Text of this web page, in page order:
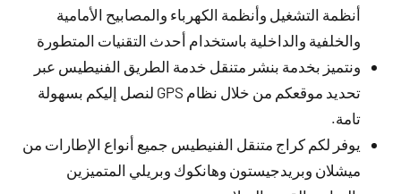
أنظمة التشغيل وأنظمة الكهرباء والمصابيح الأمامية
والخلفية والداخلية باستخدام أحدث التقنيات المتطورة
ونتميز بخدمة بنشر متنقل خدمة الطريق الفنيطيس عبر
تحديد موقعكم من خلال نظام GPS لنصل إليكم بسهولة
تامة.
يوفر لكم كراج متنقل الفنيطيس جميع أنواع الإطارات من
ميشلان وبريدجيستون وهانكوك وبريلي المتميزين